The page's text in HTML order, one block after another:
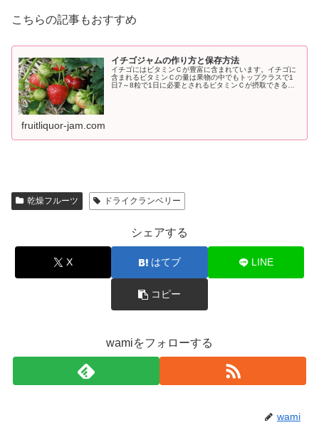
こちらの記事もおすすめ
イチゴジャムの作り方と保存方法
イチゴにはビタミンＣが豊富に含まれています。イチゴに
含まれるビタミンＣの量は果物の中でもトップクラスで1
日7～8粒で1日に必要とされるビタミンＣが摂取できると
fruitliquor-jam.com
乾燥フルーツ ドライクランベリー
シェアする
X はてブ LINE
コピー
wamiをフォローする
wami